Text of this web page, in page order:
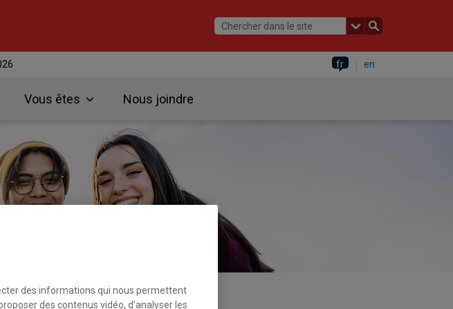
fr en
Vous êtes Nous joindre
des informations qui nous permettent
des contenus vidéo, d’analyser les